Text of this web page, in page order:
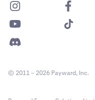
© 2011 – 2026 Payward, Inc.